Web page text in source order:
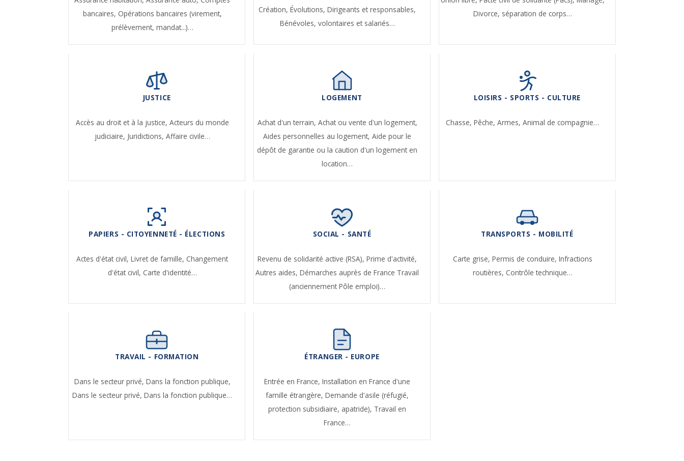
bancaires, Opérations bancaires (virement,
prélèvement, mandat...)…
Création,Évolutions,Dirigeants et responsables,
Bénévoles, volontaires et salariés…
Divorce, séparation de corps…
JUSTICE
Accès au droit et à la justice, Acteurs du monde
judiciaire, Juridictions, Affaire civile…
LOGEMENT
Achat d'un terrain, Achat ou vente d'un logement,
Aides personnelles au logement,Aide pour le
dépôt de garantie ou la caution d'un logement en
location…
LOISIRS - SPORTS - CULTURE
Chasse,Pêche,Armes,Animal de compagnie…
PAPIERS - CITOYENNETÉ - ÉLECTIONS
Actes d'état civil,Livret de famille, Changement
d'état civil, Carte d'identité…
SOCIAL - SANTÉ
Revenu de solidarité active (RSA),Prime d'activité,
Autres aides,Démarches auprès de France Travail
(anciennement Pôle emploi)…
TRANSPORTS - MOBILITÉ
Carte grise, Permis de conduire, Infractions
routières, Contrôle technique…
TRAVAIL - FORMATION
Dans le secteur privé, Dans la fonction publique,
Dans le secteur privé,Dans la fonction publique…
ÉTRANGER - EUROPE
Entrée en France,Installation en France d'une
famille étrangère,Demande d'asile (réfugié,
protection subsidiaire, apatride), Travail en
France…